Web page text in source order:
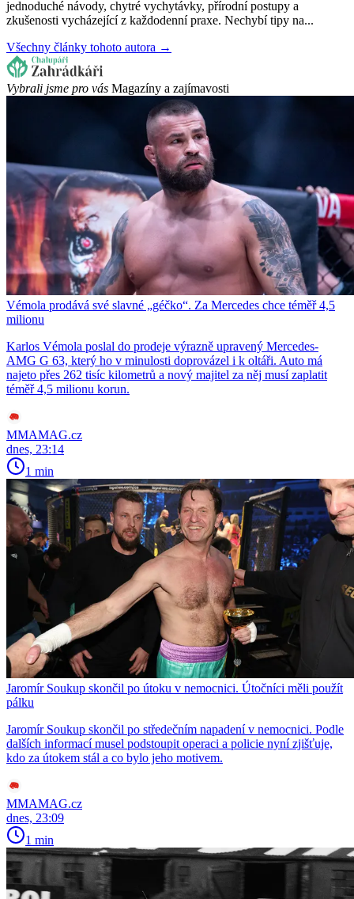
jednoduché návody, chytré vychytávky, přírodní postupy a
zkušenosti vycházející z každodenní praxe. Nechybí tipy na...
Všechny články tohoto autora →
Vybrali jsme pro vás Magazíny a zajímavosti
Vémola prodává své slavné „géčko“. Za Mercedes chce téměř 4,5
milionu
Karlos Vémola poslal do prodeje výrazně upravený Mercedes-
AMG G 63, který ho v minulosti doprovázel i k oltáři. Auto má
najeto přes 262 tisíc kilometrů a nový majitel za něj musí zaplatit
téměř 4,5 milionu korun.
MMAMAG.cz
dnes, 23:14
1 min
Jaromír Soukup skončil po útoku v nemocnici. Útočníci měli použít
pálku
Jaromír Soukup skončil po středečním napadení v nemocnici. Podle
dalších informací musel podstoupit operaci a policie nyní zjišťuje,
kdo za útokem stál a co bylo jeho motivem.
MMAMAG.cz
dnes, 23:09
1 min